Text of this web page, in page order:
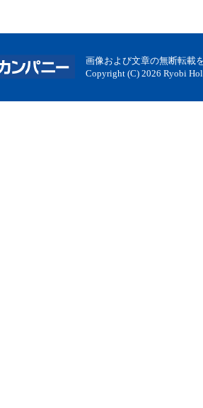
画像および文章の無断転載
Copyright (C) 2026 Ryobi